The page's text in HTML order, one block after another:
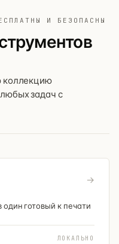
И БЕЗОПАСНЫ
коллекцию
задач с
→
готовый к печати
ЛОКАЛЬНО